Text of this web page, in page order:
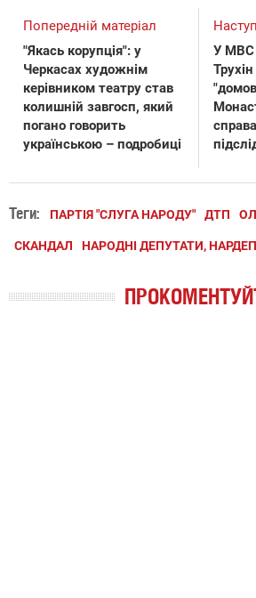
Попередній матеріал
"Якась корупція": у
Черкасах художнім
керівником театру став
колишній завгосп, який
погано говорить
українською – подробиці
У МВС
Теги: ПАРТІЯ "СЛУГА НАРОДУ" ДТП
СКАНДАЛ НАРОДНІ ДЕПУТАТИ,